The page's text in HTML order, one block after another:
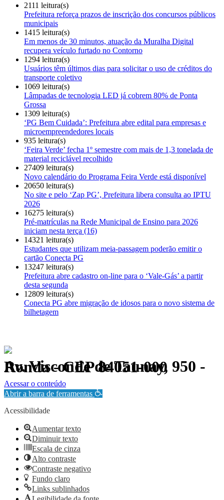
2111 leitura(s)
Prefeitura reforça prazos de inscrição dos concursos públicos
municipais
1415 leitura(s)
Em menos de 30 minutos, atuação da Muralha Digital
recupera veículo furtado no Contorno
1294 leitura(s)
Usuários têm últimos dias para solicitar o uso de créditos do
transporte coletivo
1069 leitura(s)
Lâmpadas de tecnologia LED já cobrem 80% de Ponta
Grossa
1309 leitura(s)
‘PG Bem Cuidada’: Prefeitura abre edital para empresas e
microempreendedores locais
935 leitura(s)
‘Feira Verde’ fecha 1º semestre com mais de 1,3 tonelada de
material reciclável recolhido
27409 leitura(s)
Novo calendário do Programa Feira Verde está disponível
20650 leitura(s)
No site e pelo ‘Zap PG’, Prefeitura libera consulta ao IPTU
2026
16275 leitura(s)
Pré-matrículas na Rede Municipal de Ensino para 2026
iniciam nesta terça (16)
14321 leitura(s)
Estudantes que utilizam meia-passagem poderão emitir o
cartão Conecta PG
13247 leitura(s)
Prefeitura abre cadastro on-line para o ‘Vale-Gás’ a partir
desta segunda
12809 leitura(s)
Conecta PG abre migração de idosos para o novo sistema de
bilhetagem
Av. Visconde de Taunay, 950 - Ronda - CEP 84051-000
Política de Privacidade.
Acessar o conteúdo
Abrir a barra de ferramentas
Acessibilidade
Aumentar texto
Diminuir texto
Escala de cinza
Alto contraste
Contraste negativo
Fundo claro
Links sublinhados